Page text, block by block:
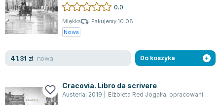
Joseph Murphy
Jan Sztaudynger
Aleksander Puszkin
Małgorzata Ohme
Leszek Czarnecki
Joanna Racewicz
malowniczych Sukiennic po charakterys...
0.0
Miękka
Pakujemy 10.08
Nowa
41.31 zł nowa Do koszyka
Cracovia. Libro da scrivere
Austeria, 2019 Elżbieta Red Jogałła, opracowanie zbiorowe